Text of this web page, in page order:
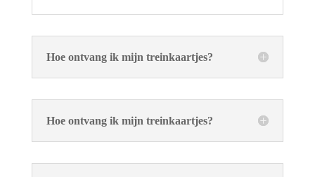
Hoe ontvang ik mijn treinkaartjes?
Hoe ontvang ik mijn treinkaartjes?